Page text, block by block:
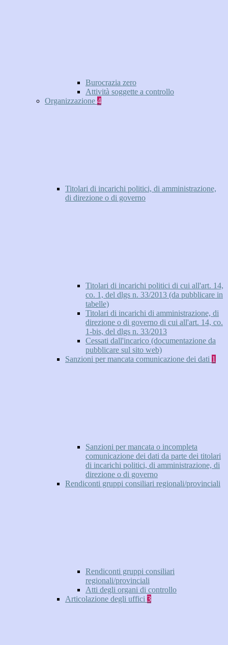
Burocrazia zero
Attività soggette a controllo
Organizzazione 4
Titolari di incarichi politici, di amministrazione,
di direzione o di governo
Titolari di incarichi politici di cui all'art. 14,
co. 1, del dlgs n. 33/2013 (da pubblicare in
tabelle)
Titolari di incarichi di amministrazione, di
direzione o di governo di cui all'art. 14, co.
1-bis, del dlgs n. 33/2013
Cessati dall'incarico (documentazione da
pubblicare sul sito web)
Sanzioni per mancata comunicazione dei dati 1
Sanzioni per mancata o incompleta
comunicazione dei dati da parte dei titolari
di incarichi politici, di amministrazione, di
direzione o di governo
Rendiconti gruppi consiliari regionali/provinciali
Rendiconti gruppi consiliari
regionali/provinciali
Atti degli organi di controllo
Articolazione degli uffici 3